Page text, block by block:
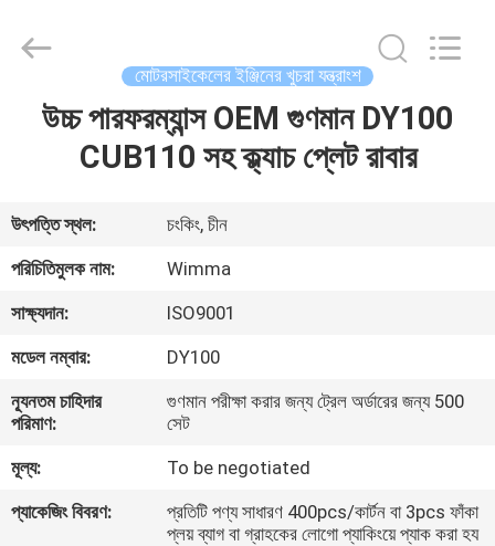
বাড়ি
ভিডিও
আমাদের
সম্বন্ধে
পরিদর্শন
Parts
Reserved.
মোটরসাইকেলের ইঞ্জিনের খুচরা যন্ত্রাংশ
উচ্চ পারফরম্যান্স OEM গুণমান DY100
CUB110 সহ ক্ল্যাচ প্লেট রাবার
উৎপত্তি স্থল:
চংকিং, চীন
পরিচিতিমুলক নাম:
Wimma
সাক্ষ্যদান:
ISO9001
মডেল নম্বার:
DY100
ন্যূনতম চাহিদার
পরিমাণ:
গুণমান পরীক্ষা করার জন্য ট্রেল অর্ডারের জন্য 500
সেট
মূল্য:
To be negotiated
প্যাকেজিং বিবরণ:
প্রতিটি পণ্য সাধারণ 400pcs/কার্টন বা 3pcs ফাঁকা
প্লয় ব্যাগ বা গ্রাহকের লোগো প্যাকিংয়ে প্যাক করা হয